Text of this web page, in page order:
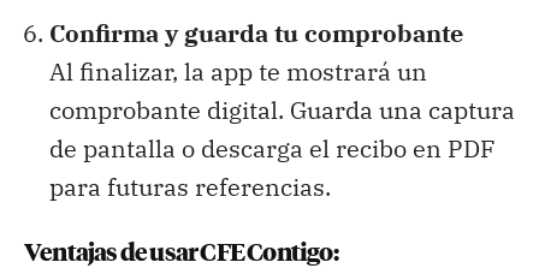
Confirma y guarda tu comprobante
Al finalizar, la app te mostrará un
comprobante digital. Guarda una captura
de pantalla o descarga el recibo en PDF
para futuras referencias.
Ventajas de usar CFE Contigo: